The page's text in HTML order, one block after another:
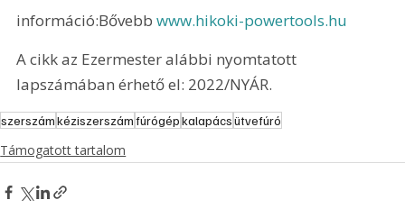
információ:Bővebb www.hikoki-powertools.hu
A cikk az Ezermester alábbi nyomtatott
lapszámában érhető el: 2022/NYÁR.
szerszámkéziszerszámfúrógépkalapácsütvefúró
Támogatott tartalom